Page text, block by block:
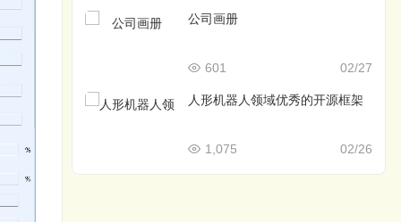
公司画册
02/27
601
人形机器人领域优秀的开源框架
02/26
1,075